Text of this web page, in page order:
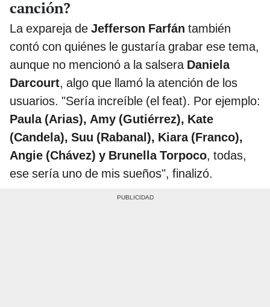
canción?
La expareja de Jefferson Farfán también
contó con quiénes le gustaría grabar ese tema,
aunque no mencionó a la salsera Daniela
Darcourt, algo que llamó la atención de los
usuarios. "Sería increíble (el feat). Por ejemplo:
Paula (Arias), Amy (Gutiérrez), Kate
(Candela), Suu (Rabanal), Kiara (Franco),
Angie (Chávez) y Brunella Torpoco, todas,
ese sería uno de mis sueños", finalizó.